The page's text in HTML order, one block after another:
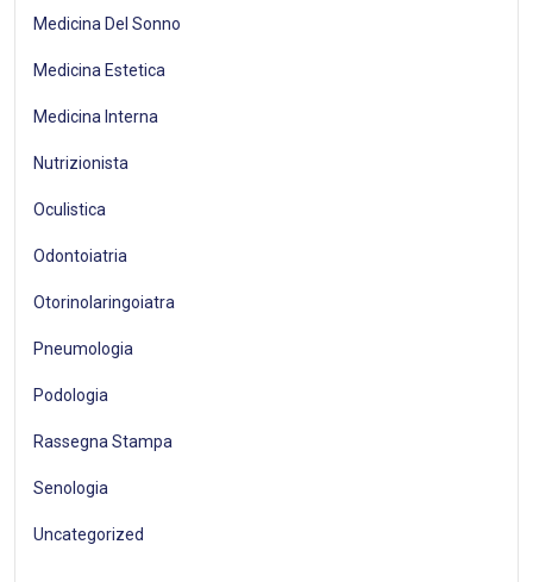
Medicina Del Sonno
Medicina Estetica
Medicina Interna
Nutrizionista
Oculistica
Odontoiatria
Otorinolaringoiatra
Pneumologia
Podologia
Rassegna Stampa
Senologia
Uncategorized